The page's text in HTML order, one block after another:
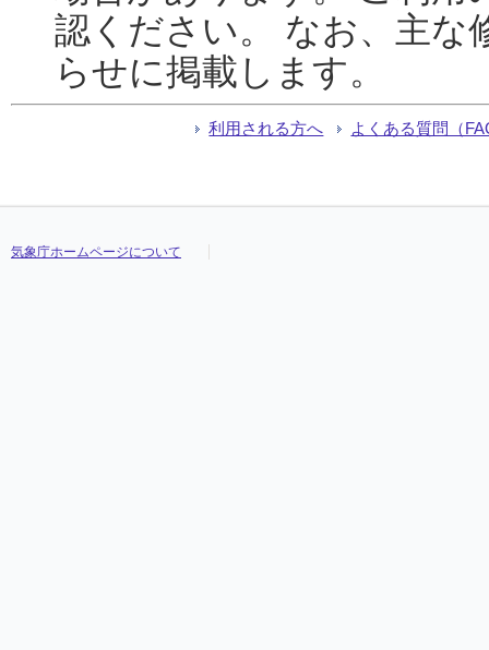
認ください。 なお、主な
らせに掲載します。
利用される方へ よくある質問（
気象庁ホームページについて